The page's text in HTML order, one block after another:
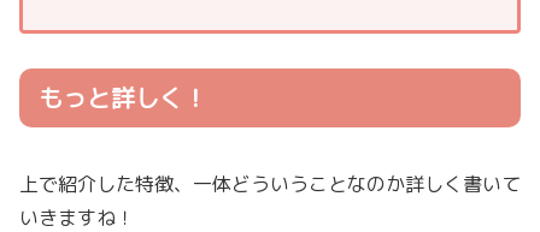
もっと詳しく！
上で紹介した特徴、一体どういうことなのか詳しく書いて
いきますね！